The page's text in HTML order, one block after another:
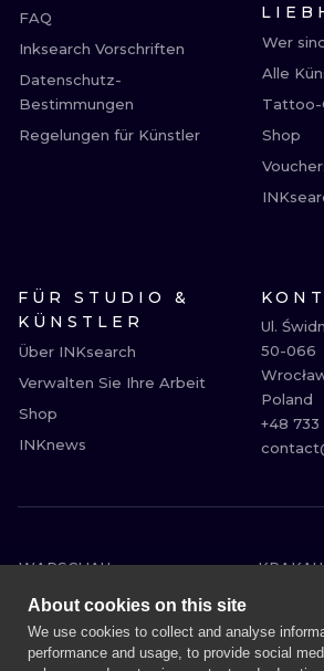
FAQ
Inksearch Vorschriften
Datenschutz-
Bestimmungen
Regelungen für Künstler
Wer
Alle
Tattoo-
Shop
FÜR STUDIO &
KÜNSTLER
Über INKsearch
Verwalten Sie Ihre Arbeit
Shop
INKnews
Ul.
50-066
Poland
+48
WARSCHAU
KRAKAU
BRESLAU
LONDON
EDINBURGH
About cookies on this site
We use cookies to collect and analyse
performance and usage, to provide social